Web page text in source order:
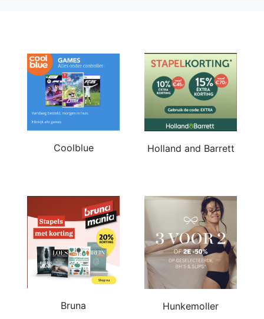
Coolblue Holland and Barrett
Bruna Hunkemoller